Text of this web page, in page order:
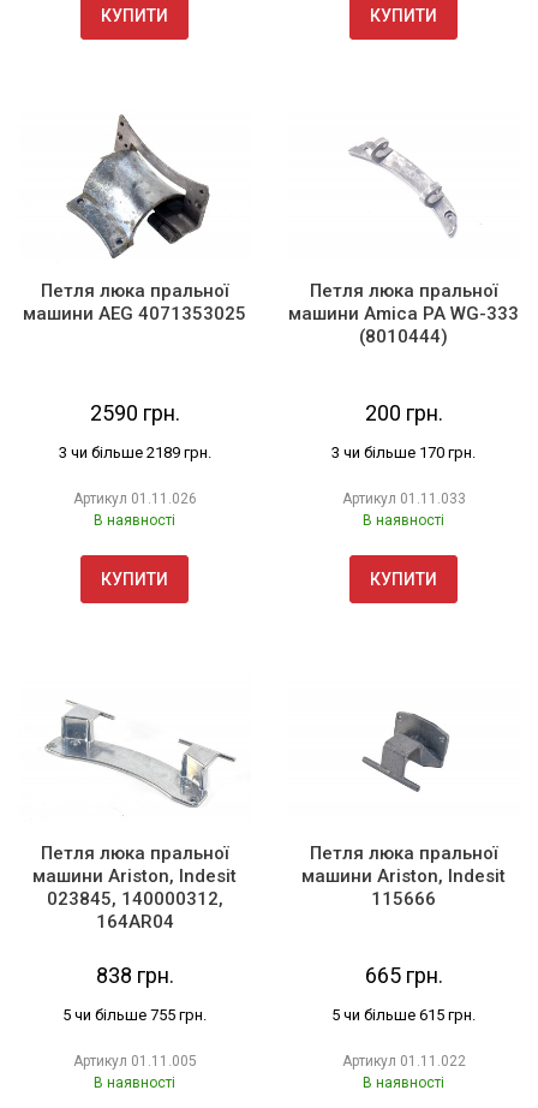
КУПИТИ КУПИТИ
Петля люка пральної
машини AEG 4071353025
2590 грн.
3 чи більше 2189 грн.
Артикул 01.11.026
В наявності
КУПИТИ
Петля люка пральної
машини Amica PA WG-333
(8010444)
200 грн.
3 чи більше 170 грн.
Артикул 01.11.033
В наявності
КУПИТИ
Петля люка пральної
машини Ariston, Indesit
023845, 140000312,
164AR04
838 грн.
5 чи більше 755 грн.
Артикул 01.11.005
В наявності
Петля люка пральної
машини Ariston, Indesit
115666
665 грн.
5 чи більше 615 грн.
Артикул 01.11.022
В наявності